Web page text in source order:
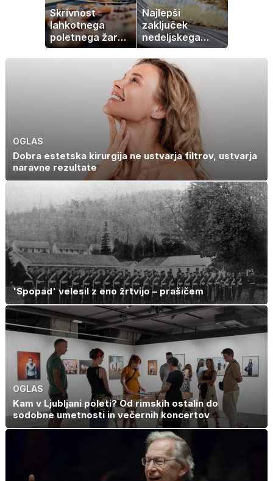
Skrivnost
lahkotnega
poletnega žara,
po katerem ne
boste
popoldanskega
Najlepši
zaključek
nedeljskega
kosila: 8 sladic
brez peke, ki se
jih vsi veselijo
OGLAS
Dobra estetska kirurgija ne ustvarja filtrov, ustvarja
naravne rezultate
'Spopad' velesil z eno žrtvijo – prašičem
OGLAS
Kam v Ljubljani poleti? Od rimskih ostalin do
sodobne umetnosti in večernih koncertov